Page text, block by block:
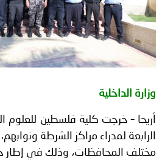
أصداء
الأمانة
إعلانات
من
نحن
اتصل
بنا
وزارة الداخلية
أريحا – خرجت كلية فلسطين للعلوم
مختلف المحافظات، وذلك في إطار